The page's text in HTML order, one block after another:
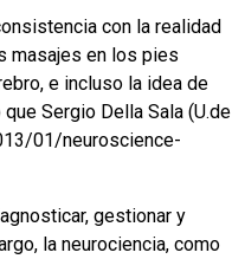
con la realidad
masajes en los pies
e incluso la idea de
Sergio Della Sala (U.de
01/neuroscience-
gestionar y
la neurociencia, como